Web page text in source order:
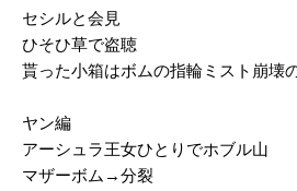
セシルと会見
ひそひ草で盗聴
貰った小箱はボムの指輪ミスト崩壊
ヤン編
アーシュラ王女ひとりでホブル山
マザーボム→分裂